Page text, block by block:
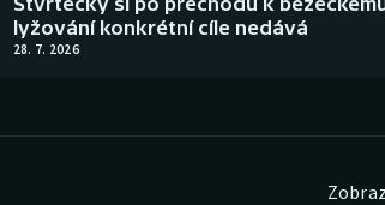
lyžování konkrétní cíle nedává
28. 7. 2026